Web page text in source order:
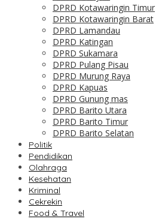
DPRD Kotawaringin Timur
DPRD Kotawaringin Barat
DPRD Lamandau
DPRD Katingan
DPRD Sukamara
DPRD Pulang Pisau
DPRD Murung Raya
DPRD Kapuas
DPRD Gunung mas
DPRD Barito Utara
DPRD Barito Timur
DPRD Barito Selatan
Politik
Pendidikan
Olahraga
Kesehatan
Kriminal
Cekrekin
Food & Travel